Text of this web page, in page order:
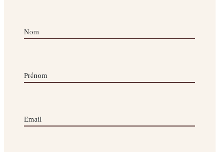
Fabrication
Nom
Prénom
Email